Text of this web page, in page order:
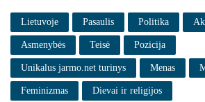
Lietuvoje Pasaulis Politika
Asmenybės Teisė Pozicija
Unikalus jarmo.net turinys Menas
Feminizmas Dievai ir religijos